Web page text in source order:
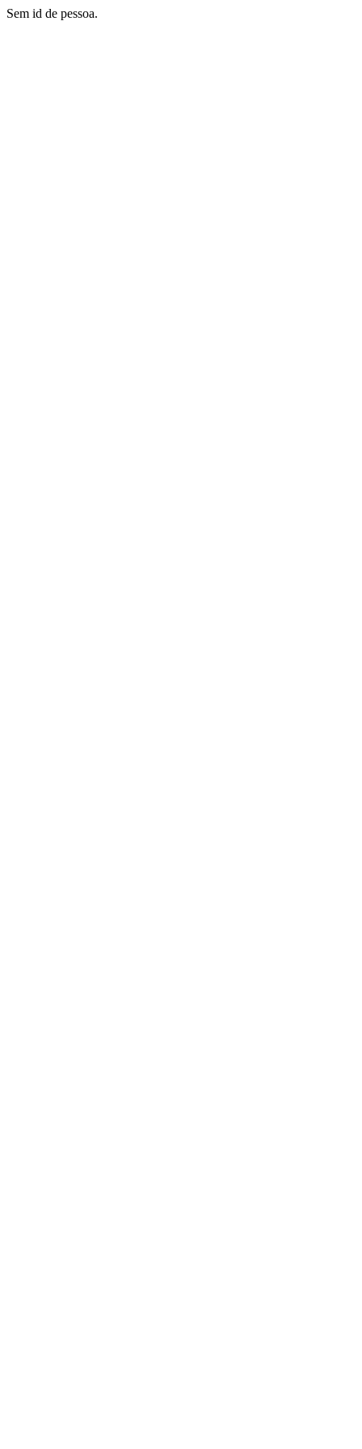
Sem id de pessoa.